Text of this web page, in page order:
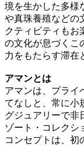
境を生かした多様
や真珠養殖などの
クティビティもお
の文化が息づくこ
力をもたらす滞在
アマンとは
アマンは、プライ
てなしと、常に小
グジュアリーで非
ゾート・コレクシ
コンセプトは、初